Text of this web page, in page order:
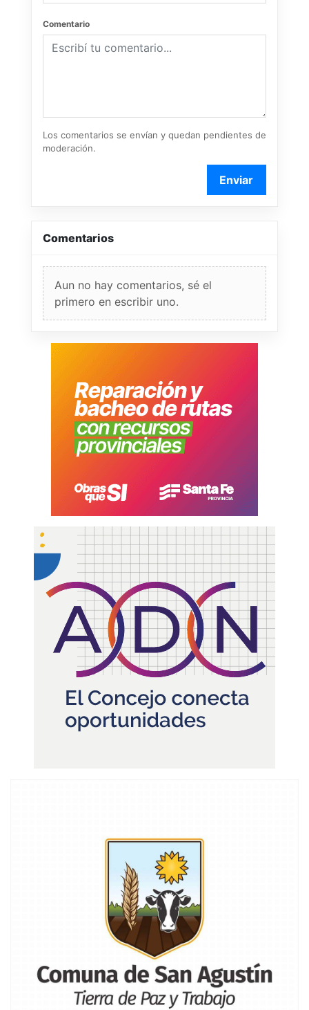
Comentario
Los comentarios se envían y quedan pendientes de
moderación.
Enviar
Comentarios
Aun no hay comentarios, sé el
primero en escribir uno.